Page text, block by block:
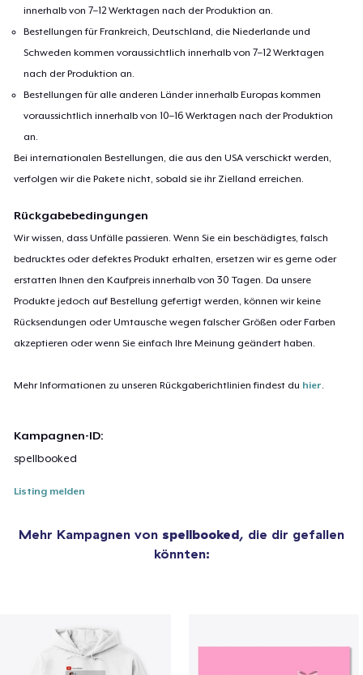
innerhalb von 7–12 Werktagen nach der Produktion an.
Bestellungen für Frankreich, Deutschland, die Niederlande und
Schweden kommen voraussichtlich innerhalb von 7–12 Werktagen
nach der Produktion an.
Bestellungen für alle anderen Länder innerhalb Europas kommen
voraussichtlich innerhalb von 10–16 Werktagen nach der Produktion
an.
Bei internationalen Bestellungen, die aus den USA verschickt werden,
verfolgen wir die Pakete nicht, sobald sie ihr Zielland erreichen.
Rückgabebedingungen
Wir wissen, dass Unfälle passieren. Wenn Sie ein beschädigtes, falsch
bedrucktes oder defektes Produkt erhalten, ersetzen wir es gerne oder
erstatten Ihnen den Kaufpreis innerhalb von 30 Tagen. Da unsere
Produkte jedoch auf Bestellung gefertigt werden, können wir keine
Rücksendungen oder Umtausche wegen falscher Größen oder Farben
akzeptieren oder wenn Sie einfach Ihre Meinung geändert haben.
Mehr Informationen zu unseren Rückgaberichtlinien findest du hier.
Kampagnen-ID:
spellbooked
Listing melden
Mehr Kampagnen von spellbooked, die dir gefallen
könnten: